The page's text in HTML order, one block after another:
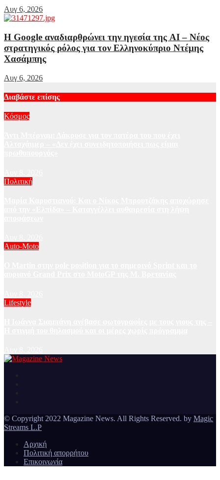
Αυγ 6, 2026
Η Google αναδιαρθρώνει την ηγεσία της AI – Νέος
στρατηγικός ρόλος για τον Ελληνοκύπριο Ντέμης
Χασάμπης
Αυγ 6, 2026
Διαβάστε επίσης
Κόσμος
Πολιτική
Auto-Moto
Lifestyle
© Copyright 2022 Magazine News. All Rights Reserved. by Magic
Streams L.P
Αρχική
Πολιτική απορρήτου
Επικοινωνία